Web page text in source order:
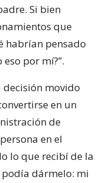
Si bien
que
habrían pensado
por mí?”.
decisión movido
en un
de
en el
lo que recibí de la
dármelo: mi